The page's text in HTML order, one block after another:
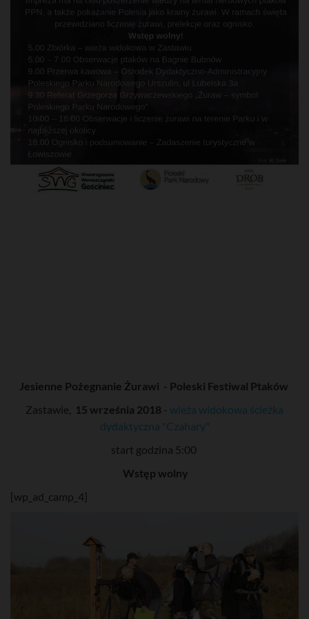
Jesienne Pożegnanie Żurawi - Poleski Festiwal Ptaków
Zastawie,
15 września 2018 - wieża widokowa ścieżka
dydaktyczna "Czahary"
start godzina 5:00
Wstęp wolny
[wp_ad_camp_4]